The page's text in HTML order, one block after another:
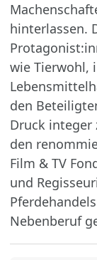
hinterlassen.
wie Tierwohl,
den
Druck integer
den
Film & TV
und
Nebenberuf